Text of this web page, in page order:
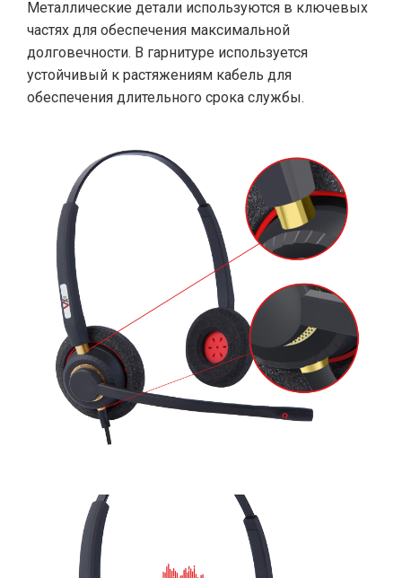
Металлические детали используются в ключевых
частях для обеспечения максимальной
долговечности. В гарнитуре используется
устойчивый к растяжениям кабель для
обеспечения длительного срока службы.